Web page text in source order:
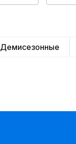
Демисезонные